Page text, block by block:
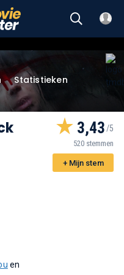
Statistieken
3,43
520 stemmen
+ Mijn stem
en